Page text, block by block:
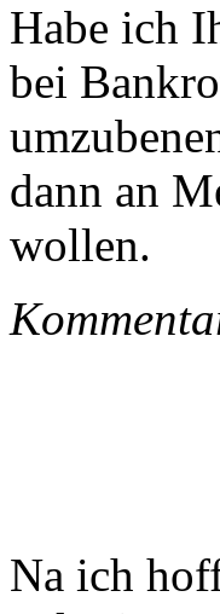
Habe ich
bei
dann an
wollen.
Na ich